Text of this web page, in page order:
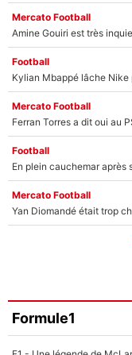
Mercato Football
Football
Mercato Football
Football
Mercato Football
Formule1